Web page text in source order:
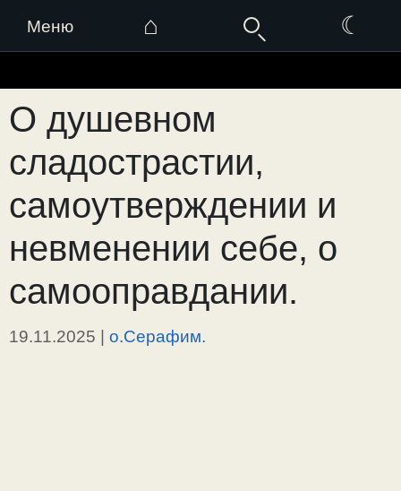
Меню ⌂ ☾
к
содержимому
О душевном
сладострастии,
самоутверждении и
невменении себе, о
самооправдании.
19.11.2025 | о.Серафим.